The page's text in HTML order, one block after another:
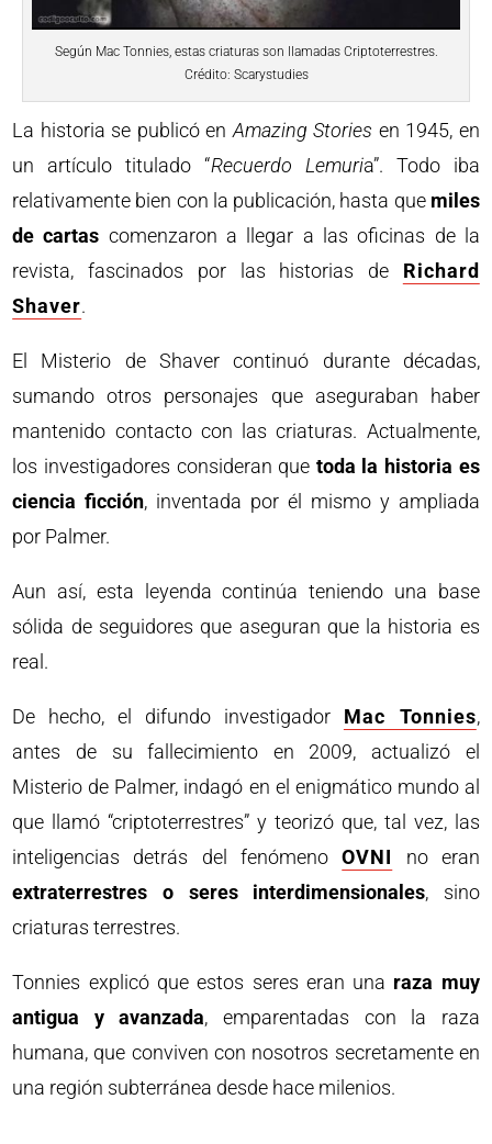
Según Mac Tonnies, estas criaturas son llamadas Criptoterrestres.
Crédito: Scarystudies
La historia se publicó en Amazing Stories en 1945, en
un artículo titulado “Recuerdo Lemuria”. Todo iba
relativamente bien con la publicación, hasta que miles
de cartas comenzaron a llegar a las oficinas de la
revista, fascinados por las historias de Richard
Shaver.
El Misterio de Shaver continuó durante décadas,
sumando otros personajes que aseguraban haber
mantenido contacto con las criaturas. Actualmente,
los investigadores consideran que toda la historia es
ciencia ficción, inventada por él mismo y ampliada
por Palmer.
Aun así, esta leyenda continúa teniendo una base
sólida de seguidores que aseguran que la historia es
real.
De hecho, el difundo investigador Mac Tonnies,
antes de su fallecimiento en 2009, actualizó el
Misterio de Palmer, indagó en el enigmático mundo al
que llamó “criptoterrestres” y teorizó que, tal vez, las
inteligencias detrás del fenómenoOVNI
no eran
extraterrestres o seres interdimensionales, sino
criaturas terrestres.
Tonnies explicó que estos seres eran una raza muy
antigua y avanzada, emparentadas con la raza
humana, que conviven con nosotros secretamente en
una región subterránea desde hace milenios.